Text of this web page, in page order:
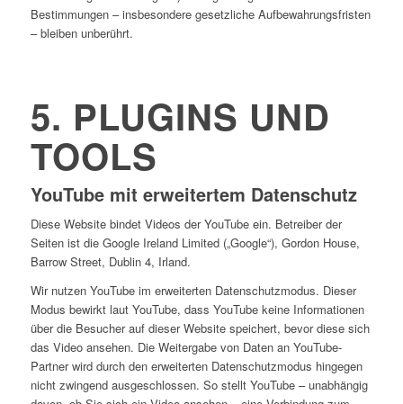
Bestimmungen – insbesondere gesetzliche Aufbewahrungsfristen
– bleiben unberührt.
5. PLUGINS UND
TOOLS
YouTube mit erweitertem Datenschutz
Diese Website bindet Videos der YouTube ein. Betreiber der
Seiten ist die Google Ireland Limited („Google“), Gordon House,
Barrow Street, Dublin 4, Irland.
Wir nutzen YouTube im erweiterten Datenschutzmodus. Dieser
Modus bewirkt laut YouTube, dass YouTube keine Informationen
über die Besucher auf dieser Website speichert, bevor diese sich
das Video ansehen. Die Weitergabe von Daten an YouTube-
Partner wird durch den erweiterten Datenschutzmodus hingegen
nicht zwingend ausgeschlossen. So stellt YouTube – unabhängig